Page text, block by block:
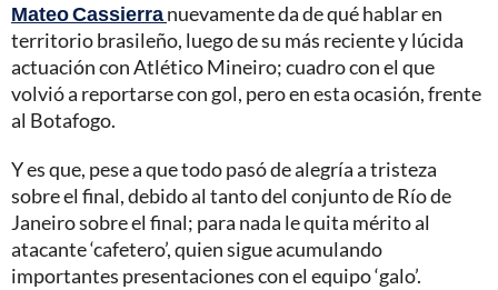
Mateo Cassierranuevamente da de qué hablar en
territorio brasileño, luego de su más reciente y lúcida
actuación con Atlético Mineiro; cuadro con el que
volvió a reportarse con gol, pero en esta ocasión, frente
al Botafogo.
Y es que, pese a que todo pasó de alegría a tristeza
sobre el final, debido al tanto del conjunto de Río de
Janeiro sobre el final; para nada le quita mérito al
atacante ‘cafetero’, quien sigue acumulando
importantes presentaciones con el equipo ‘galo’.